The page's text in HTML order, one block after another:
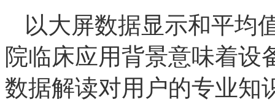
以大屏数据显示和平均
院临床应用背景意味着设
数据解读对用户的专业知